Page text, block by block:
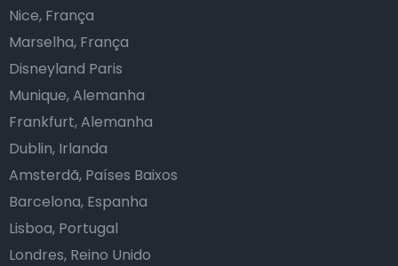
Nice, França
Marselha, França
Disneyland Paris
Munique, Alemanha
Frankfurt, Alemanha
Dublin, Irlanda
Amsterdã, Países Baixos
Barcelona, Espanha
Lisboa, Portugal
Londres, Reino Unido